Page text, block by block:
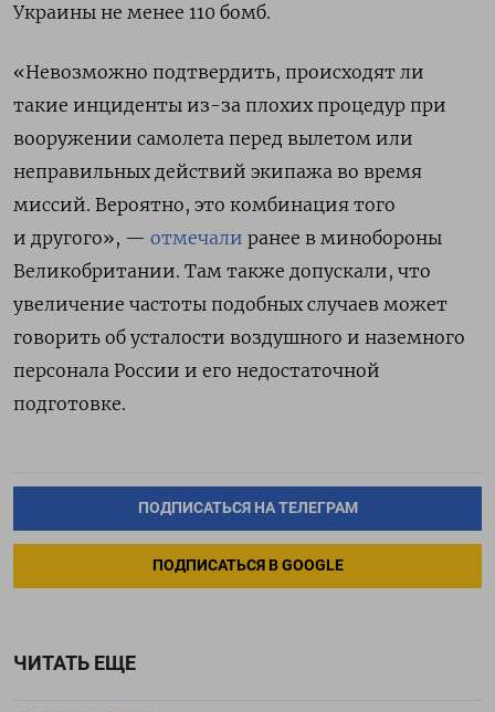
Украины не менее 110 бомб.
«Невозможно подтвердить, происходят ли
такие инциденты из-за плохих процедур при
вооружении самолета перед вылетом или
неправильных действий экипажа во время
миссий. Вероятно, это комбинация того
и другого», — отмечали ранее в минобороны
Великобритании. Там также допускали, что
увеличение частоты подобных случаев может
говорить об усталости воздушного и наземного
персонала России и его недостаточной
подготовке.
ПОДПИСАТЬСЯ НА ТЕЛЕГРАМ
ПОДПИСАТЬСЯ В GOOGLE
ЧИТАТЬ ЕЩЕ